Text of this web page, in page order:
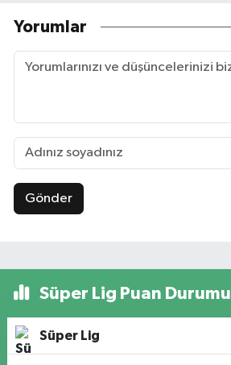
Yorumlar
Gönder
Süper Lig Puan Durumu
Süper Lig